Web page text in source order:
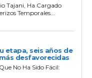
Tajani, Ha Cargado
Temporales...
etapa, seis años de
desfavorecidas
No Ha Sido Fácil: